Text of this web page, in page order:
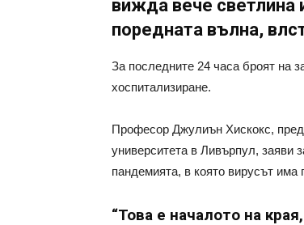
вижда вече светлина
поредната вълна,
За последните 24 часа броят на
хоспитализиране.
Професор Джулиън Хискокс,
университета в Ливърпул, заяви
пандемията, в която вирусът
“Това е началото на